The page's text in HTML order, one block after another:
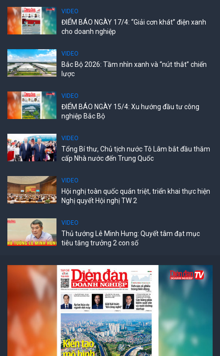
VIDEO
ĐIỂM BÁO NGÀY 17/4: “Giải cơn khát” điện xanh
cho doanh nghiệp
VIDEO
Bắc Bộ 2026: Tầm nhìn xanh và “nút thắt” chiến
lược
VIDEO
ĐIỂM BÁO NGÀY 15/4: Xu hướng đầu tư công
nghiệp Bắc Bộ
VIDEO
Tổng Bí thư, Chủ tịch nước Tô Lâm bắt đầu thăm
cấp Nhà nước đến Trung Quốc
VIDEO
Hội nghị toàn quốc quán triệt, triển khai thực hiện
Nghị quyết Hội nghị TW 2
VIDEO
Thủ tướng Lê Minh Hưng: Quyết tâm đạt mục
tiêu tăng trưởng 2 con số